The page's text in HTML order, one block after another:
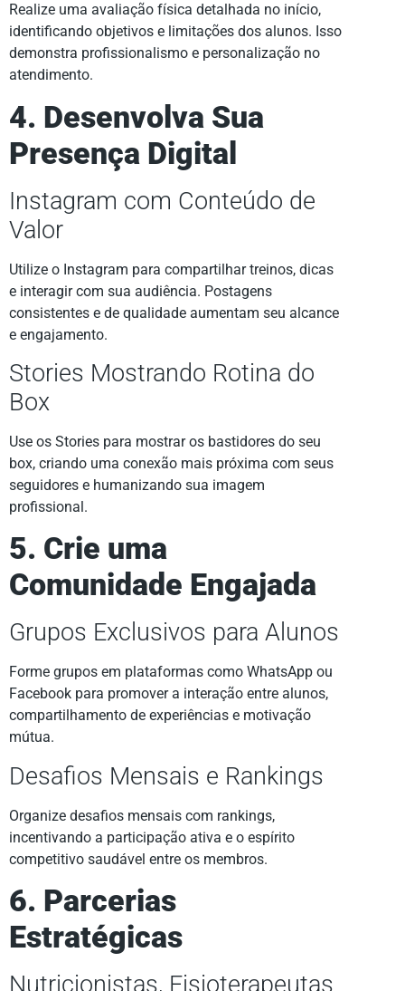
Realize uma avaliação física detalhada no início,
identificando objetivos e limitações dos alunos. Isso
demonstra profissionalismo e personalização no
atendimento.
4. Desenvolva Sua
Presença Digital
Instagram com Conteúdo de
Valor
Utilize o Instagram para compartilhar treinos, dicas
e interagir com sua audiência. Postagens
consistentes e de qualidade aumentam seu alcance
e engajamento.
Stories Mostrando Rotina do
Box
Use os Stories para mostrar os bastidores do seu
box, criando uma conexão mais próxima com seus
seguidores e humanizando sua imagem
profissional.
5. Crie uma
Comunidade Engajada
Grupos Exclusivos para Alunos
Forme grupos em plataformas como WhatsApp ou
Facebook para promover a interação entre alunos,
compartilhamento de experiências e motivação
mútua.
Desafios Mensais e Rankings
Organize desafios mensais com rankings,
incentivando a participação ativa e o espírito
competitivo saudável entre os membros.
6. Parcerias
Estratégicas
Nutricionistas, Fisioterapeutas